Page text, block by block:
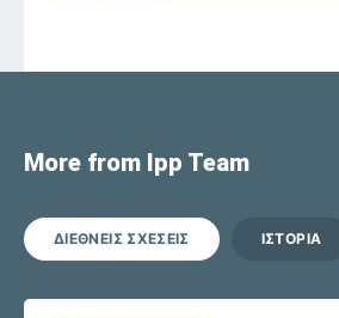
More from Ipp Team
ΔΙΕΘΝΕΙΣ ΣΧΕΣΕΙΣ ΙΣΤΟΡΙΑ